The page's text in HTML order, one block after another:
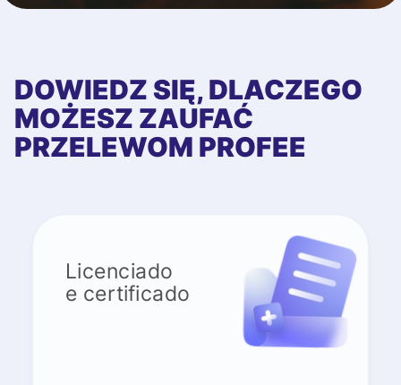
DOWIEDZ SIĘ, DLACZEGO
MOŻESZ ZAUFAĆ
PRZELEWOM PROFEE
Licenciado
e certificado